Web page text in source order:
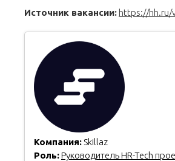
Источник вакансии: https://hh.ru/
Компания: Skillaz
Роль:Руководитель HR-Tech